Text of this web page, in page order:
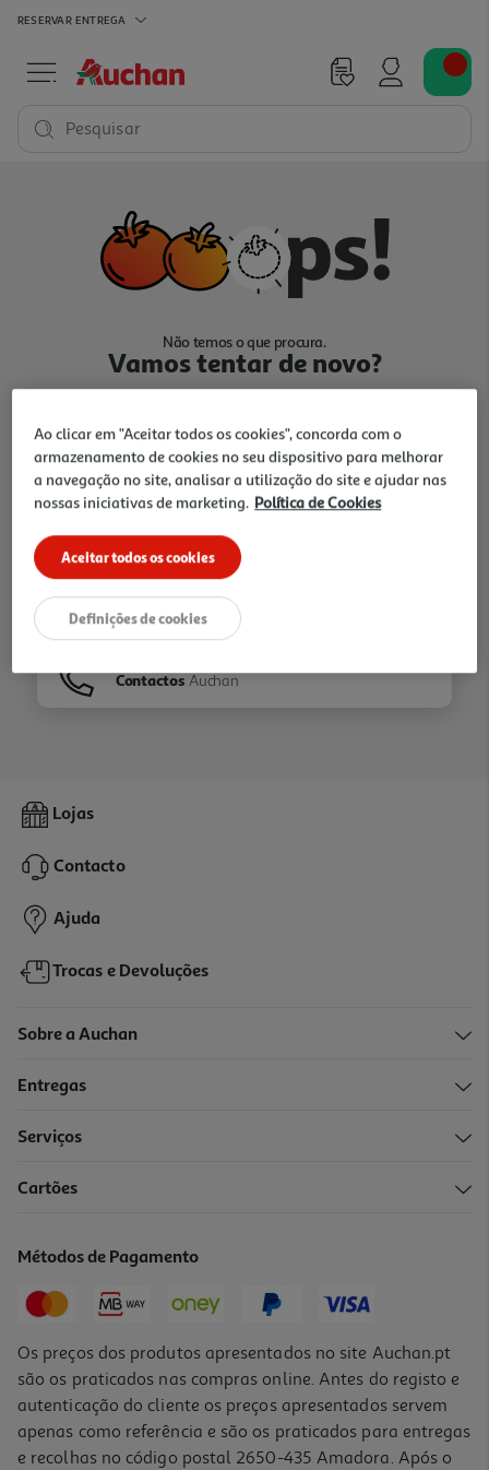
RESERVAR ENTREGA
Pesquisar
Não temos o que procura.
Vamos tentar de novo?
Ir para Homepage
Folhetos
Contactos Auchan
Lojas
Contacto
Ajuda
Trocas e Devoluções
Sobre a Auchan
Entregas
Serviços
Cartões
Métodos de Pagamento
Os preços dos produtos apresentados no site Auchan.pt
são os praticados nas compras online. Antes do registo e
autenticação do cliente os preços apresentados servem
apenas como referência e são os praticados para entregas
e recolhas no código postal 2650-435 Amadora. Após o
Ao clicar em "Aceitar todos os cookies", concorda com o
armazenamento de cookies no seu dispositivo para melhorar
a navegação no site, analisar a utilização do site e ajudar nas
nossas iniciativas de marketing. Política de Cookies
Aceitar todos os cookies
Definições de cookies